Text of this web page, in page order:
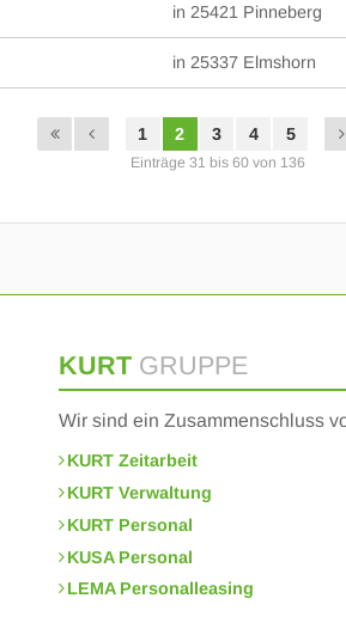
in 25421 Pinneberg
in 25337 Elmshorn
1 2 3 4 5
Einträge 31 bis 60 von 136
KURT GRUPPE
Wir sind ein Zusammenschluss
KURT Zeitarbeit
KURT Verwaltung
KURT Personal
KUSA Personal
LEMA Personalleasing